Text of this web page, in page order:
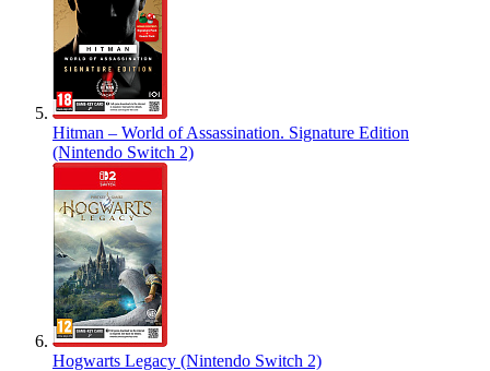
Hitman – World of Assassination. Signature Edition
(Nintendo Switch 2)
Hogwarts Legacy (Nintendo Switch 2)